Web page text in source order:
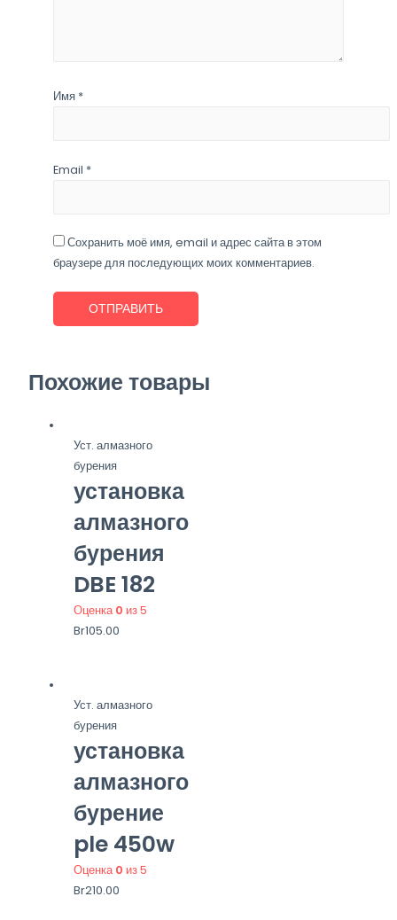
Имя *
Email *
Сохранить моё имя, email и адрес сайта в этом
браузере для последующих моих комментариев.
Похожие товары
Уст. алмазного
бурения
установка
алмазного
бурения
DBE 182
Оценка0 из 5
Br105.00
Уст. алмазного
бурения
установка
алмазного
бурение
ple 450w
Оценка0 из 5
Br210.00